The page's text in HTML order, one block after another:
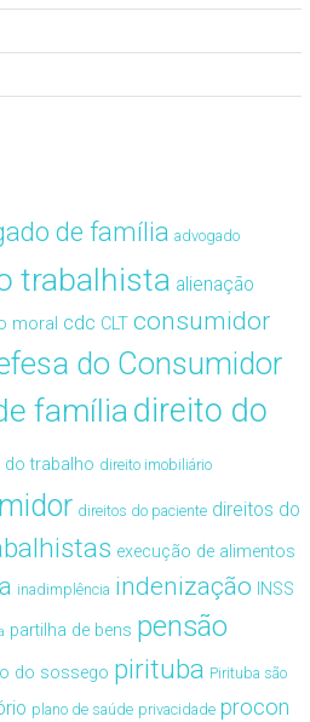
de família advogado
trabalhista alienação
moral cdc CLT consumidor
do Consumidor
famíliadireito do
do trabalho direito imobiliário
direitos do paciente direitos do
execução de alimentos
inadimplência indenização INSS
partilha de bens pensão
do sossego pirituba Pirituba são
plano de saúde privacidade procon